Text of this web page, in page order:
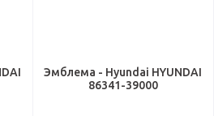
Эмблема - Hyundai HYUNDAI
86341-39000